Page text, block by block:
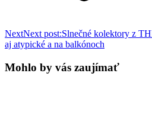
NextNext post:Slnečné kolektory z
aj atypické a na balkónoch
Mohlo by vás zaujímať